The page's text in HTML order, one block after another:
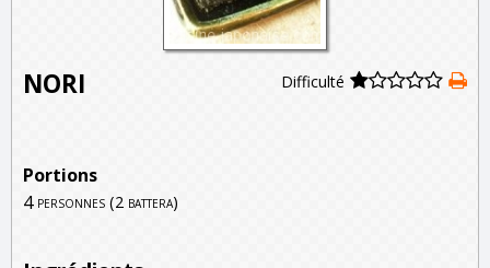
NORI Difficulté
Portions
4 personnes (2 battera)